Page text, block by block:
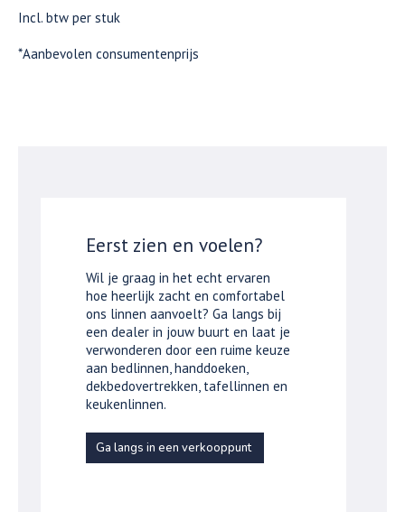
Incl. btw per stuk
*Aanbevolen consumentenprijs
Eerst zien en voelen?
Wil je graag in het echt ervaren
hoe heerlijk zacht en comfortabel
ons linnen aanvoelt? Ga langs bij
een dealer in jouw buurt en laat je
verwonderen door een ruime keuze
aan bedlinnen, handdoeken,
dekbedovertrekken, tafellinnen en
keukenlinnen.
Ga langs in een verkooppunt